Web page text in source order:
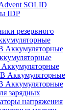
SOLID
IDP
резервного
Аккумуляторные
Аккумуляторные
Аккумуляторные
Аккумуляторные
зарядных
напряжения